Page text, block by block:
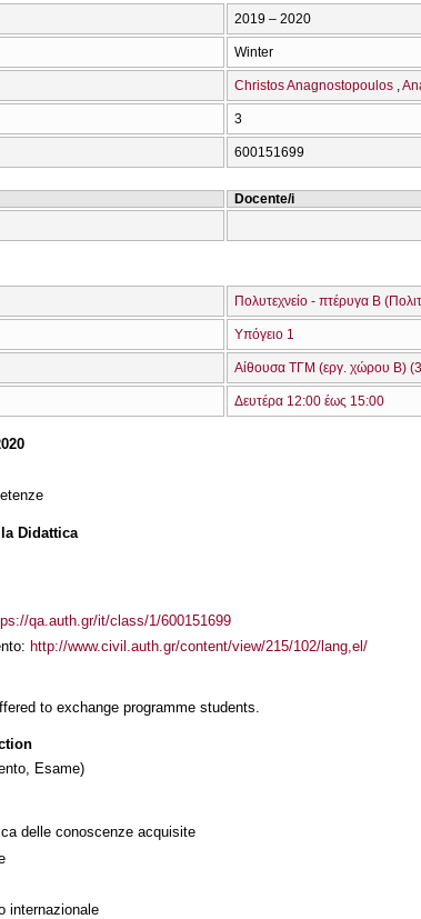
2019 – 2020
Winter
Christos Anagnostopoulos
3
600151699
Docente/i
Πολυτεχνείο - πτέρυγα Β
Υπόγειο 1
Αίθουσα ΤΓΜ (εργ. χώρου Β)
Δευτέρα 12:00 έως 15:00
Didattica
qa.auth.gr/it/class/1/600151699
http://www.civil.auth.gr/content/view/215/102/lang,el/
to exchange programme students.
Esame)
delle conoscenze acquisite
internazionale